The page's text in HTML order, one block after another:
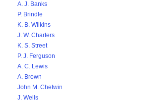
A. J. Banks
P. Brindle
K. B. Wilkins
J. W. Charters
K. S. Street
P. J. Ferguson
A. C. Lewis
A. Brown
John M. Chetwin
J. Wells